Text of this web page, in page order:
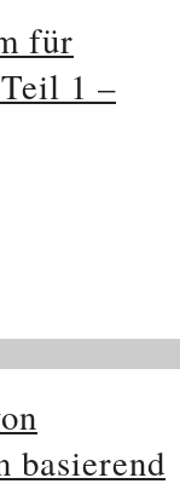
für
1 –
basierend